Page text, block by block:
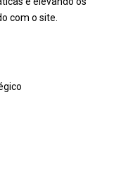
com o site.